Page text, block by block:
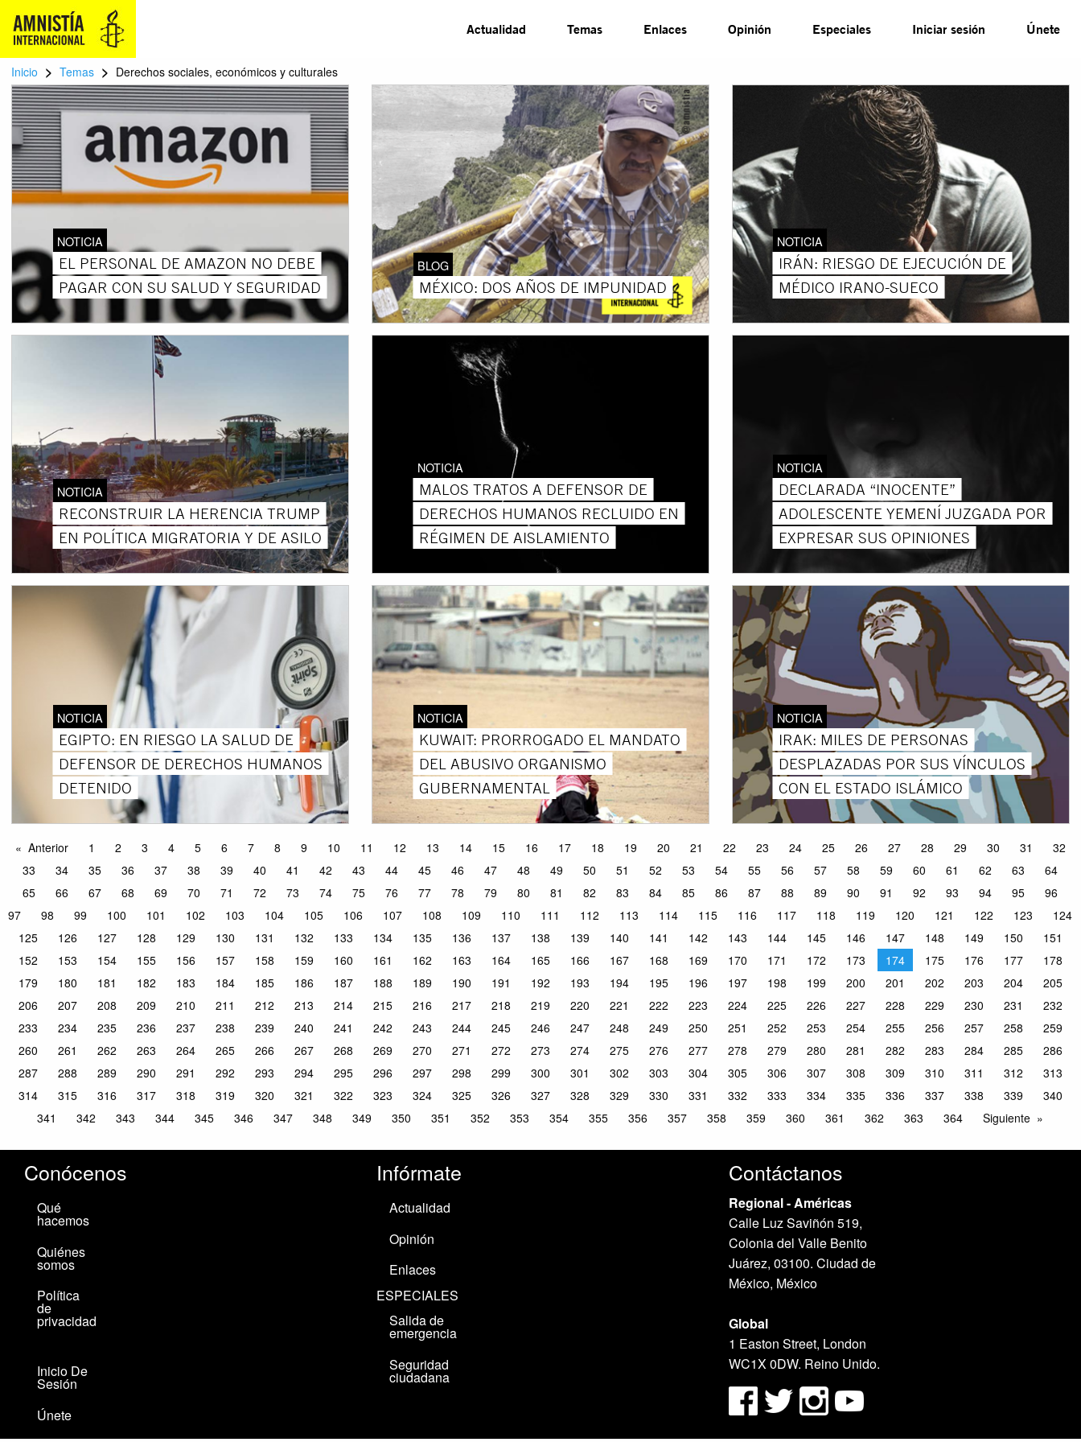
Actualidad Temas Enlaces Opinión Especiales Iniciar sesión Únete
Inicio > Temas > Derechos sociales, económicos y culturales
NOTICIA
EL PERSONAL DE AMAZON NO DEBE
PAGAR CON SU SALUD Y SEGURIDAD
BLOG
MÉXICO: DOS AÑOS DE IMPUNIDAD
NOTICIA
IRÁN: RIESGO DE EJECUCIÓN DE
MÉDICO IRANO-SUECO
NOTICIA
RECONSTRUIR LA HERENCIA TRUMP
EN POLÍTICA MIGRATORIA Y DE ASILO
NOTICIA
MALOS TRATOS A DEFENSOR DE
DERECHOS HUMANOS RECLUIDO EN
RÉGIMEN DE AISLAMIENTO
NOTICIA
DECLARADA “INOCENTE”
ADOLESCENTE YEMENÍ JUZGADA POR
EXPRESAR SUS OPINIONES
NOTICIA
EGIPTO: EN RIESGO LA SALUD DE
DEFENSOR DE DERECHOS HUMANOS
DETENIDO
NOTICIA
KUWAIT: PRORROGADO EL MANDATO
DEL ABUSIVO ORGANISMO
GUBERNAMENTAL
NOTICIA
IRAK: MILES DE PERSONAS
DESPLAZADAS POR SUS VÍNCULOS
CON EL ESTADO ISLÁMICO
Anterior 1 2 3 4 5 6 7 8 9 10 11 12 13 14 15 16 17 18 19 20 21 22 23 24 25 26 27 28 29 30 31
32
33
34 35 36 37 38 39 40 41 42 43 44 45 46 47 48 49 50 51 52 53 54 55 56 57 58 59 60 61 62 63
64
65
66 67 68 69 70 71 72 73 74 75 76 77 78 79 80 81 82 83 84 85 86 87 88 89 90 91 92 93 94 95
96
97
98 99 100 101 102 103 104 105 106 107 108 109 110 111 112 113 114 115 116 117 118 119 120 121 122 123
124
125
126 127 128 129 130 131 132 133 134 135 136 137 138 139 140 141 142 143 144 145 146 147 148 149 150
151
152
153 154 155 156 157 158 159 160 161 162 163 164 165 166 167 168 169 170 171 172 173 174 175 176 177
178
179
180 181 182 183 184 185 186 187 188 189 190 191 192 193 194 195 196 197 198 199 200 201 202 203 204
205
206
207 208 209 210 211 212 213 214 215 216 217 218 219 220 221 222 223 224 225 226 227 228 229 230 231
232
233
234 235 236 237 238 239 240 241 242 243 244 245 246 247 248 249 250 251 252 253 254 255 256 257 258
259
260
261 262 263 264 265 266 267 268 269 270 271 272 273 274 275 276 277 278 279 280 281 282 283 284 285
286
287
288 289 290 291 292 293 294 295 296 297 298 299 300 301 302 303 304 305 306 307 308 309 310 311 312
313
314
315 316 317 318 319 320 321 322 323 324 325 326 327 328 329 330 331 332 333 334 335 336 337 338 339
340
341
342 343 344 345 346 347 348 349 350 351 352 353 354 355 356 357 358 359 360 361 362 363 364 Siguiente
Conócenos
Qué
hacemos
Quiénes
somos
Política
de
privacidad
Inicio De
Sesión
Únete
Infórmate
Actualidad
Opinión
Enlaces
ESPECIALES
Salida de
emergencia
Seguridad
ciudadana
Contáctanos
Regional - Américas
Calle Luz Saviñón 519,
Colonia del Valle Benito
Juárez, 03100. Ciudad de
México, México
Global
1 Easton Street, London
WC1X 0DW. Reino Unido.